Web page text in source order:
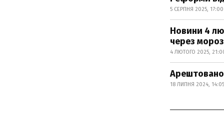
5 СЕРПНЯ 2025, 17:00
Новини 4
через
4 ЛЮТОГО 2025,
Арештовано
18 ЛИПНЯ 2024, 14:05